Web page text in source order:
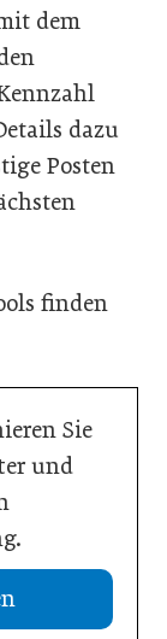
dem
dazu
Posten
finden
Sie
und